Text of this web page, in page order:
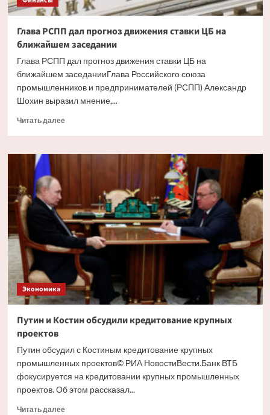
Глава РСПП дал прогноз движения ставки ЦБ на
ближайшем заседании
Глава РСПП дал прогноз движения ставки ЦБ на
ближайшем заседанииГлава Российского союза
промышленников и предпринимателей (РСПП) Александр
Шохин выразил мнение,...
Читать далееПрочитать
Глава
движения
ставки
ЦБ
на
ближайшем
заседании
Экономика
Путин и Костин обсудили кредитование крупных
проектов
Путин обсудил с Костиным кредитование крупных
промышленных проектов© РИА НовостиВести.Банк ВТБ
фокусируется на кредитовании крупных промышленных
проектов. Об этом рассказал...
Читать далееПрочитать